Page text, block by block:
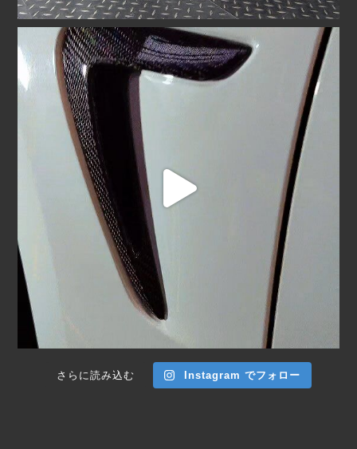
さらに読み込む Instagram でフォロー